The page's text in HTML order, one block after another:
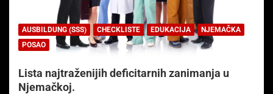
AUSBILDUNG (SSS) CHECKLISTE EDUKACIJA
NJEMAČKA
POSAO
Lista najtraženijih deficitarnih zanimanja u
Njemačkoj.